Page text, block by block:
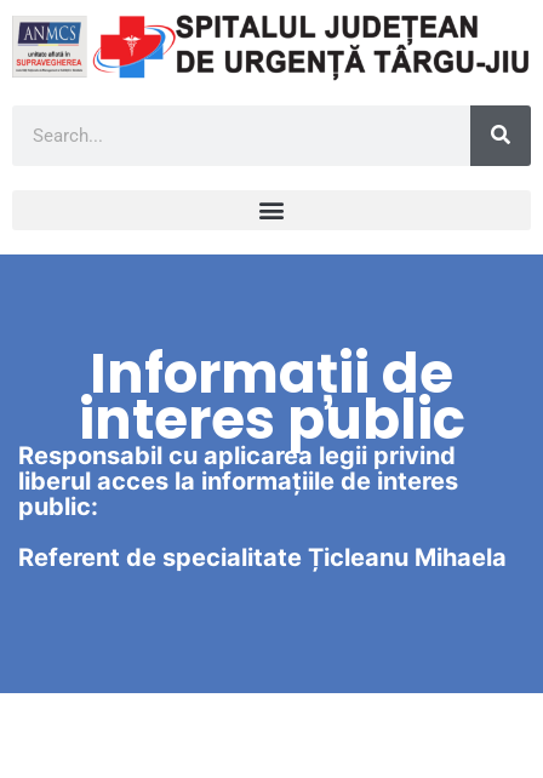
Informații de
interes public
Responsabil cu aplicarea legii privind
liberul acces la informațiile de interes
public:
Referent de specialitate Țicleanu Mihaela